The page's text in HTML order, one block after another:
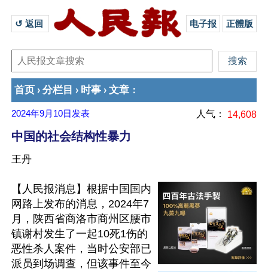
↺ 返回 电子报 正體版
首页 › 分栏目 › 时事 › 文章 ：
2024年9月10日 发表 人气： 14,608
中国的社会结构性暴力
王丹
【人民报消息】根据中国国内
网路上发布的消息，2024年7
月，陕西省商洛市商州区腰市
镇谢村发生了一起10死1伤的
恶性杀人案件，当时公安部已
派员到场调查，但该事件至今